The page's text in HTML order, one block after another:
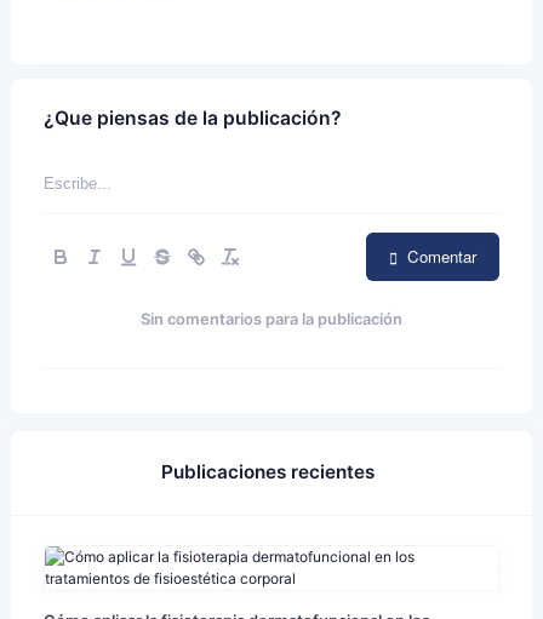
¿Que piensas de la publicación?
Comentar
Sin comentarios para la publicación
Publicaciones recientes